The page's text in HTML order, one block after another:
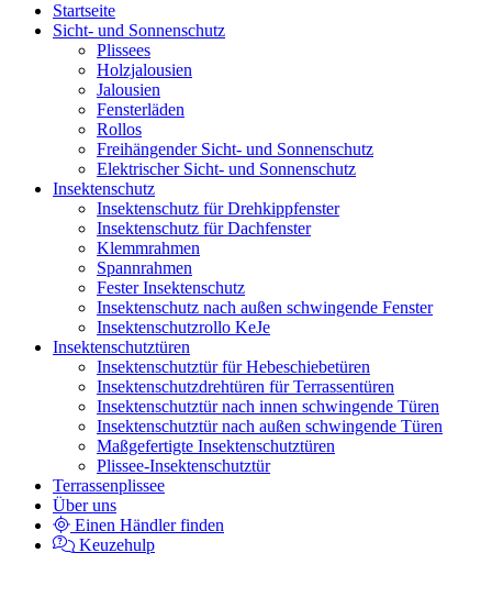
Startseite
Sicht- und Sonnenschutz
Plissees
Holzjalousien
Jalousien
Fensterläden
Rollos
Freihängender Sicht- und Sonnenschutz
Elektrischer Sicht- und Sonnenschutz
Insektenschutz
Insektenschutz für Drehkippfenster
Insektenschutz für Dachfenster
Klemmrahmen
Spannrahmen
Fester Insektenschutz
Insektenschutz nach außen schwingende Fenster
Insektenschutzrollo KeJe
Insektenschutztüren
Insektenschutztür für Hebeschiebetüren
Insektenschutzdrehtüren für Terrassentüren
Insektenschutztür nach innen schwingende Türen
Insektenschutztür nach außen schwingende Türen
Maßgefertigte Insektenschutztüren
Plissee-Insektenschutztür
Terrassenplissee
Über uns
Einen Händler finden
Keuzehulp